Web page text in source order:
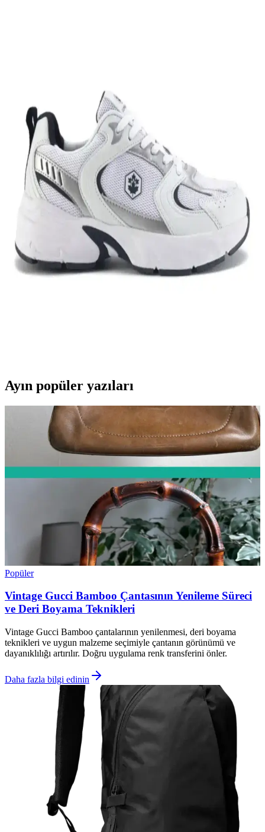
Nike Air Force 1, ikonik tasarımı ve teknolojik özellikleriyle spor ve
günlük yaşamda vazgeçilmez bir tercih. Konfor ve şıklığı bir araya
getirir, farklı tarzlara uyum sağlar.
Nike Team Hustle: Çok Yönlü Spor ve Günlük
Kullanım İçin Modern Ayakkabı Seçenekleri
Nike Team Hustle ayakkabıları, dayanıklılık, şıklık ve konforu bir
arada sunar. Spor ve günlük kullanım için uygun modelleriyle,
hareket özgürlüğü ve tarzı bir arada sağlar.
Genel Markalar Taraklı Siyah Metal Taç ve NEW
HİLL Unisex Metal Taç Karşılaştırması
İki popüler spor tacını detaylı karşılaştırıyoruz: dayanıklılık, tasarım
ve kullanıcı memnuniyetine odaklanın.
Ayın popüler yazıları
Popüler
Vintage Gucci Bamboo Çantasının Yenileme Süreci
ve Deri Boyama Teknikleri
Vintage Gucci Bamboo çantalarının yenilenmesi, deri boyama
teknikleri ve uygun malzeme seçimiyle çantanın görünümü ve
dayanıklılığı artırılır. Doğru uygulama renk transferini önler.
Daha fazla bilgi edinin